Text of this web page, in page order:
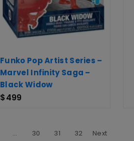
Funko Pop Artist Series –
Marvel Infinity Saga –
Black Widow
$499
… 30 31 32 Next